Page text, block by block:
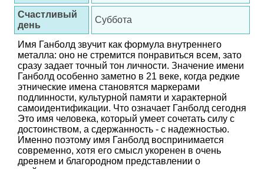
Счастливый
день
Суббота
Имя Ганболд звучит как формула внутреннего
металла: оно не стремится понравиться всем, зато
сразу задает точный тон личности. Значение имени
Ганболд особенно заметно в 21 веке, когда редкие
этнические имена становятся маркерами
подлинности, культурной памяти и характерной
самоидентификации. Что означает Ганболд сегодня
Это имя человека, который умеет сочетать силу с
достоинством, а сдержанность - с надежностью.
Именно поэтому имя Ганболд воспринимается
современно, хотя его смысл укоренен в очень
древнем и благородном представлении о